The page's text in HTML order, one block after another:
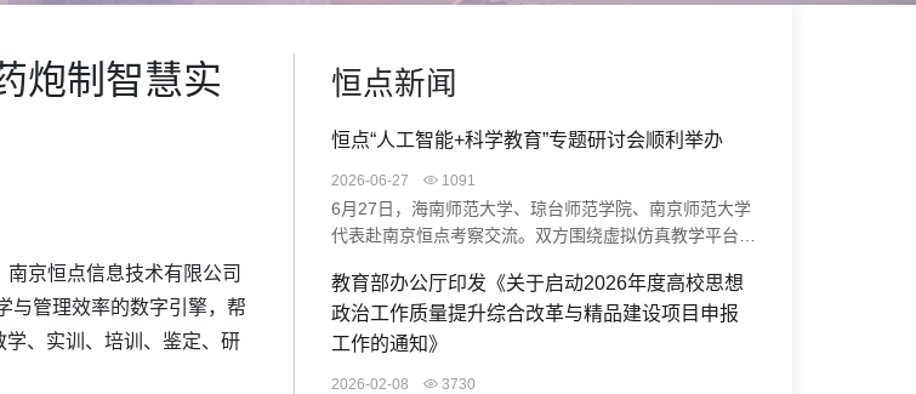
炮制智慧实
京恒点信息技术有限公司
与管理效率的数字引擎，帮
学、实训、培训、鉴定、研
恒点新闻
恒点“人工智能+科学教育”专题研讨会顺利举办
2026-06-27 1091
6月27日，海南师范大学、琼台师范学院、南京师范大学
代表赴南京恒点考察交流。双方围绕虚拟仿真教学平台、
展示AI空间智能赋能实验中心建设方案、裸眼3D虚仿系
统及课程编辑器实操，并结合典型案例分享实践成果。此
次交流促进了校企协同，助力高校科学教育数字化转型与
教育部办公厅印发《关于启动2026年度高校思想
政治工作质量提升综合改革与精品建设项目申报
工作的通知》
2026-02-08 3730